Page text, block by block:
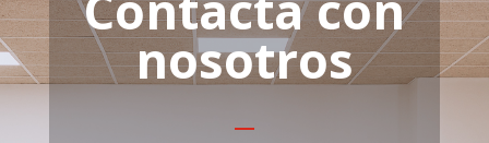
nosotros